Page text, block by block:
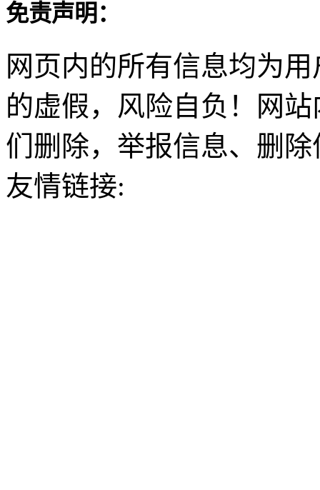
免责声明：
网页内的所有信息均为
的虚假，风险自负！网
们删除，举报信息、删
友情链接: